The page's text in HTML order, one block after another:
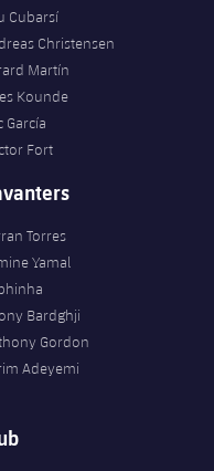
Cubarsí
Christensen
Martín
Kounde
García
Fort
Torres
Yamal
Bardghji
Gordon
Adeyemi